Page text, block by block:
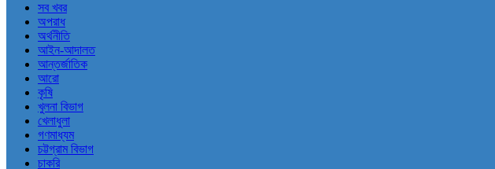
সব খবর
অপরাধ
অর্থনীতি
আইন-আদালত
আন্তর্জাতিক
আরো
কৃষি
খুলনা বিভাগ
খেলাধুলা
গণমাধ্যম
চট্টগ্রাম বিভাগ
চাকরি